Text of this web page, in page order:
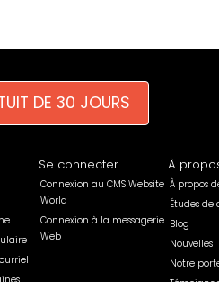
DE 30 JOURS
Se connecter
Connexion au CMS Website
World
Connexion à la messagerie
Web
À
À propos
Études de
Blog
Nouvelles
Notre